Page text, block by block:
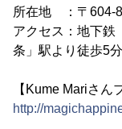
所在地 ：〒604-
アクセス：地下鉄
条」駅より徒歩5分
【Kume Mariさん
http://